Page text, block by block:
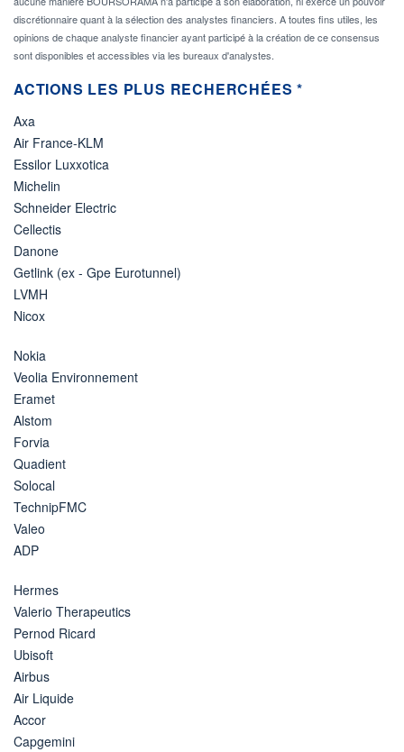
discrétionnaire quant à la sélection des analystes financiers. A toutes fins utiles, les
opinions de chaque analyste financier ayant participé à la création de ce consensus
sont disponibles et accessibles via les bureaux d'analystes.
ACTIONS LES PLUS RECHERCHÉES *
Axa
Air France-KLM
Essilor Luxxotica
Michelin
Schneider Electric
Cellectis
Danone
Getlink (ex - Gpe Eurotunnel)
LVMH
Nicox
Nokia
Veolia Environnement
Eramet
Alstom
Forvia
Quadient
Solocal
TechnipFMC
Valeo
ADP
Hermes
Valerio Therapeutics
Pernod Ricard
Ubisoft
Airbus
Air Liquide
Accor
Capgemini